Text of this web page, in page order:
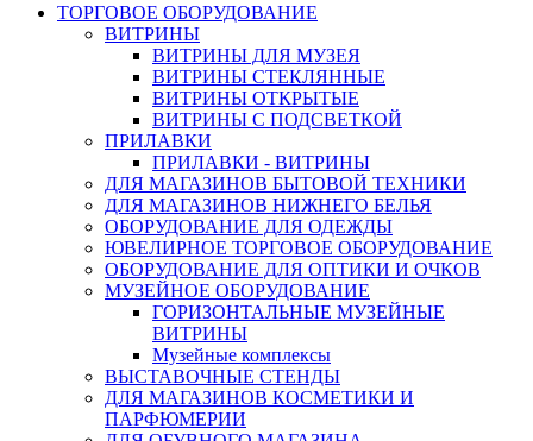
ТОРГОВОЕ ОБОРУДОВАНИЕ
ВИТРИНЫ
ВИТРИНЫ ДЛЯ МУЗЕЯ
ВИТРИНЫ СТЕКЛЯННЫЕ
ВИТРИНЫ ОТКРЫТЫЕ
ВИТРИНЫ С ПОДСВЕТКОЙ
ПРИЛАВКИ
ПРИЛАВКИ - ВИТРИНЫ
ДЛЯ МАГАЗИНОВ БЫТОВОЙ ТЕХНИКИ
ДЛЯ МАГАЗИНОВ НИЖНЕГО БЕЛЬЯ
ОБОРУДОВАНИЕ ДЛЯ ОДЕЖДЫ
ЮВЕЛИРНОЕ ТОРГОВОЕ ОБОРУДОВАНИЕ
ОБОРУДОВАНИЕ ДЛЯ ОПТИКИ И ОЧКОВ
МУЗЕЙНОЕ ОБОРУДОВАНИЕ
ГОРИЗОНТАЛЬНЫЕ МУЗЕЙНЫЕ
ВИТРИНЫ
Музейные комплексы
ВЫСТАВОЧНЫЕ СТЕНДЫ
ДЛЯ МАГАЗИНОВ КОСМЕТИКИ И
ПАРФЮМЕРИИ